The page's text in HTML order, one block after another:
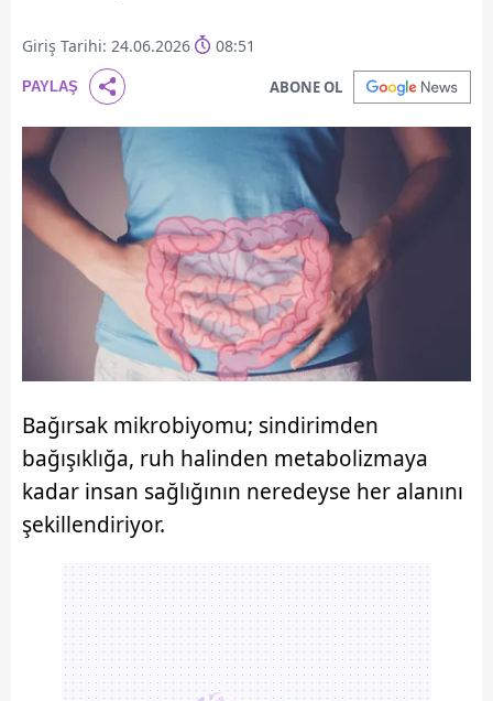
Giriş Tarihi: 24.06.2026 08:51
PAYLAŞ ABONE OL
Bağırsak mikrobiyomu; sindirimden
bağışıklığa, ruh halinden metabolizmaya
kadar insan sağlığının neredeyse her alanını
şekillendiriyor.